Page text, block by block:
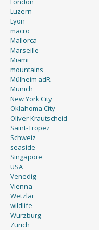
Luzern
Lyon
macro
Mallorca
Marseille
Miami
mountains
Mülheim adR
Munich
New York City
Oklahoma City
Oliver Krautscheid
Saint-Tropez
Schweiz
seaside
Singapore
USA
Venedig
Vienna
Wetzlar
wildlife
Wurzburg
Zurich